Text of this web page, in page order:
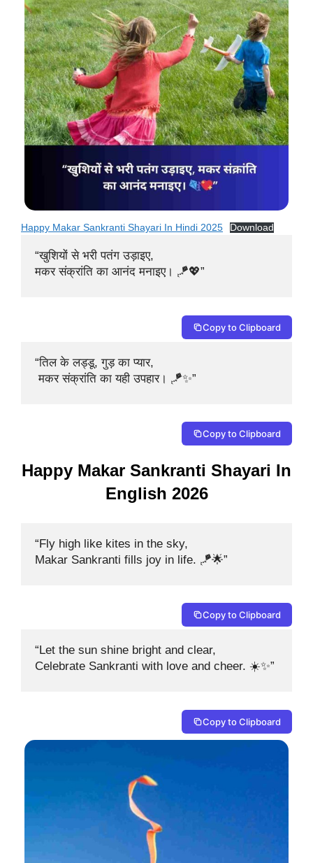
Happy Makar Sankranti Shayari In Hindi 2025 Download
“खुशियों से भरी पतंग उड़ाइए,
मकर संक्रांति का आनंद मनाइए। 🪁💖”
Copy to Clipboard
“तिल के लड्डू, गुड़ का प्यार,
मकर संक्रांति का यही उपहार। 🪁✨”
Copy to Clipboard
Happy Makar Sankranti Shayari In
English 2026
“Fly high like kites in the sky,
Makar Sankranti fills joy in life. 🪁🌟”
Copy to Clipboard
“Let the sun shine bright and clear,
Celebrate Sankranti with love and cheer. ☀️✨”
Copy to Clipboard